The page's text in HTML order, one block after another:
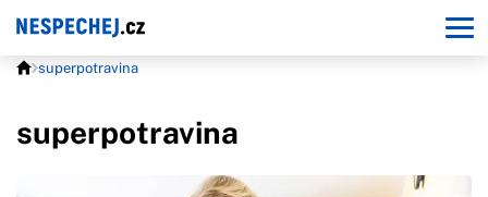
superpotravina
superpotravina